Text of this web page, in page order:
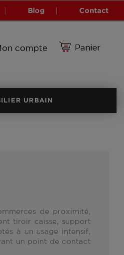
Blog Contact
Panier
compte
URBAIN
de proximité,
tiroir caisse, support
à un usage intensif,
un point de contact